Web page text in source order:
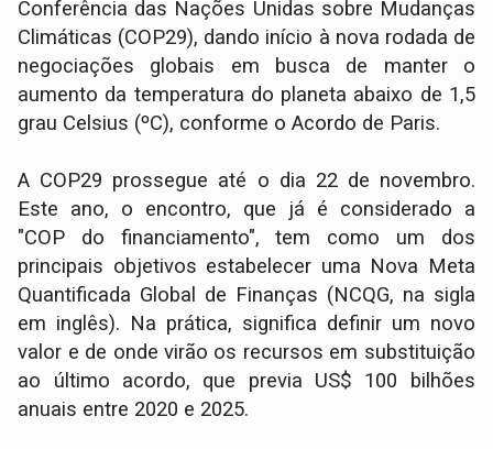
Conferência das Nações Unidas sobre Mudanças
Climáticas (COP29), dando início à nova rodada de
negociações globais em busca de manter o
aumento da temperatura do planeta abaixo de 1,5
grau Celsius (ºC), conforme o Acordo de Paris.
A COP29 prossegue até o dia 22 de novembro.
Este ano, o encontro, que já é considerado a
"COP do financiamento", tem como um dos
principais objetivos estabelecer uma Nova Meta
Quantificada Global de Finanças (NCQG, na sigla
em inglês). Na prática, significa definir um novo
valor e de onde virão os recursos em substituição
ao último acordo, que previa US$ 100 bilhões
anuais entre 2020 e 2025.